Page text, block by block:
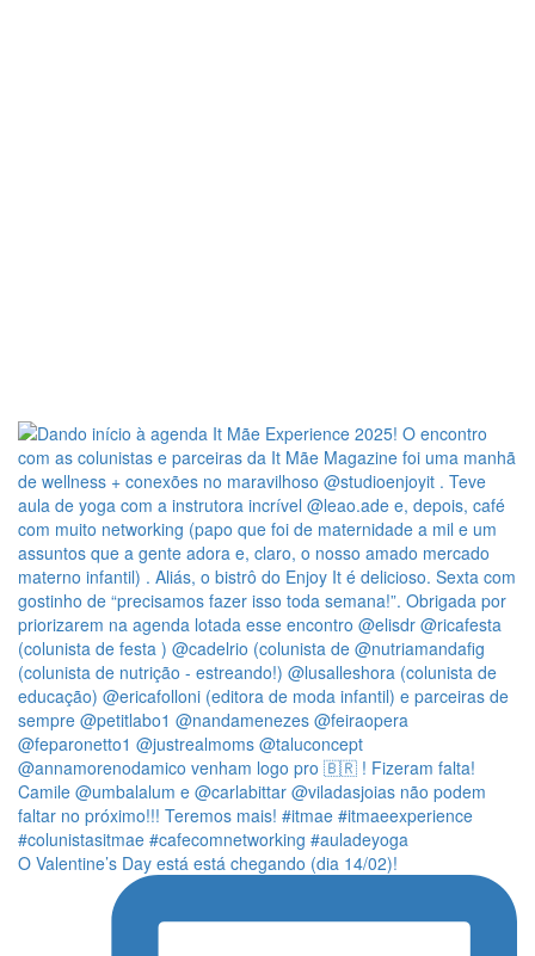
O Valentine’s Day está está chegando (dia 14/02)!